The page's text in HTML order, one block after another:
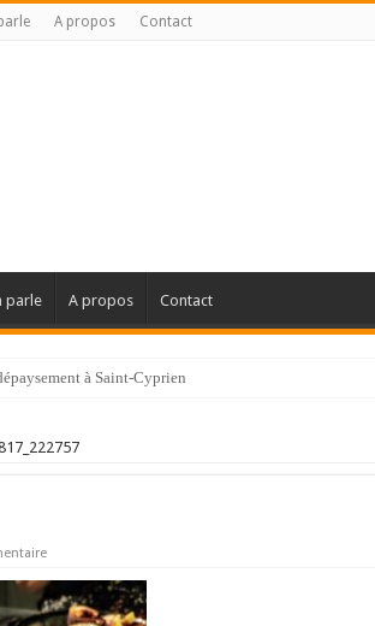
A propos Contact
parle A propos Contact
à Saint-Cyprien